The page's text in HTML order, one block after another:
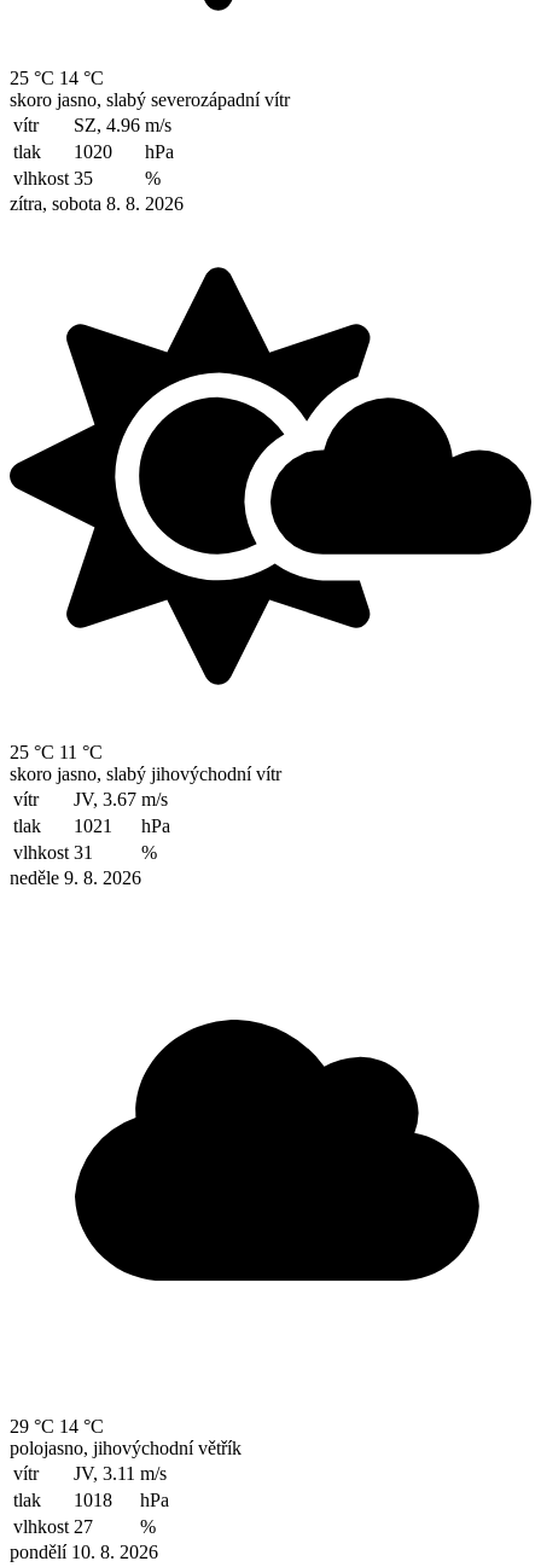
25 °C 14 °C
skoro jasno, slabý severozápadní vítr
vítr
SZ, 4.96 m/s
tlak
1020
hPa
vlhkost 35
%
zítra, sobota 8. 8. 2026
25 °C 11 °C
skoro jasno, slabý jihovýchodní vítr
vítr
JV, 3.67 m/s
tlak
1021
hPa
vlhkost 31
%
neděle 9. 8. 2026
29 °C 14 °C
polojasno, jihovýchodní větřík
vítr
JV, 3.11 m/s
tlak
1018
hPa
vlhkost 27
%
pondělí 10. 8. 2026